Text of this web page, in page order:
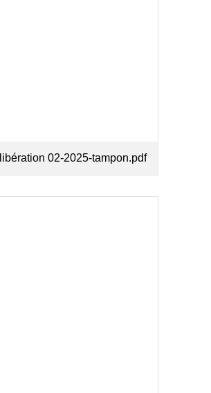
02-2025-tampon.pdf